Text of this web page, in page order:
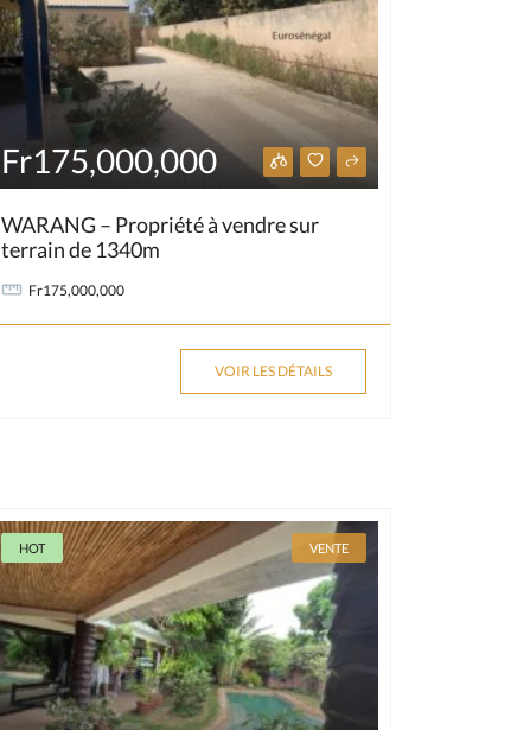
Fr175,000,000
WARANG – Propriété à vendre sur
terrain de 1340m
Fr175,000,000
VOIR LES DÉTAILS
HOT VENTE